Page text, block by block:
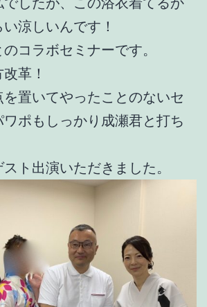
涼しいんです！
コラボセミナーです。
革！
置いてやったことのないセ
ワポもしっかり成瀬君と打ち
ト出演いただきました。